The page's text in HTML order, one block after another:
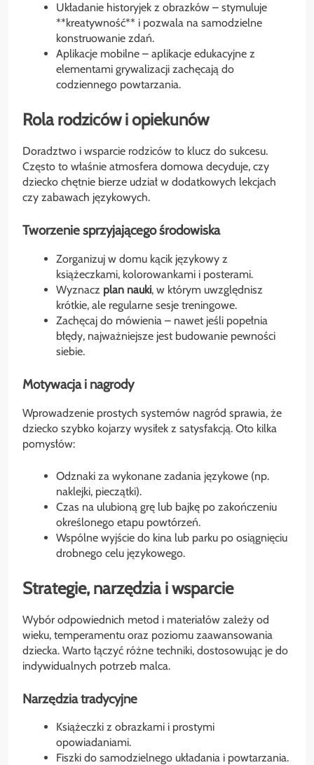
Układanie historyjek z obrazków – stymuluje
**kreatywność** i pozwala na samodzielne
konstruowanie zdań.
Aplikacje mobilne – aplikacje edukacyjne z
elementami grywalizacji zachęcają do
codziennego powtarzania.
Rola rodziców i opiekunów
Doradztwo i wsparcie rodziców to klucz do sukcesu.
Często to właśnie atmosfera domowa decyduje, czy
dziecko chętnie bierze udział w dodatkowych lekcjach
czy zabawach językowych.
Tworzenie sprzyjającego środowiska
Zorganizuj w domu kącik językowy z
książeczkami, kolorowankami i posterami.
Wyznacz plan nauki, w którym uwzględnisz
krótkie, ale regularne sesje treningowe.
Zachęcaj do mówienia – nawet jeśli popełnia
błędy, najważniejsze jest budowanie pewności
siebie.
Motywacja i nagrody
Wprowadzenie prostych systemów nagród sprawia, że
dziecko szybko kojarzy wysiłek z satysfakcją. Oto kilka
pomysłów:
Odznaki za wykonane zadania językowe (np.
naklejki, pieczątki).
Czas na ulubioną grę lub bajkę po zakończeniu
określonego etapu powtórzeń.
Wspólne wyjście do kina lub parku po osiągnięciu
drobnego celu językowego.
Strategie, narzędzia i wsparcie
Wybór odpowiednich metod i materiałów zależy od
wieku, temperamentu oraz poziomu zaawansowania
dziecka. Warto łączyć różne techniki, dostosowując je do
indywidualnych potrzeb malca.
Narzędzia tradycyjne
Książeczki z obrazkami i prostymi
opowiadaniami.
Fiszki do samodzielnego układania i powtarzania.